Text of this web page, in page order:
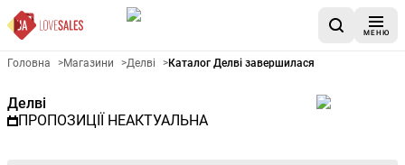
МЕНЮ
Рекламна газета Делві -
Головна >Магазини >Делві >Каталог Делві завершилася
Делві
ПРОПОЗИЦІЇ НЕАКТУАЛЬНА